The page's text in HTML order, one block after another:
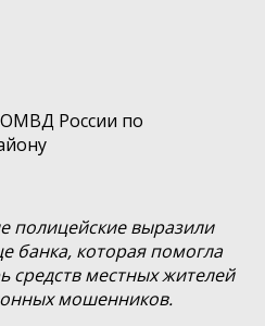
ОМВД России по
полицейские выразили
банка, которая помогла
средств местных жителей
мошенников.